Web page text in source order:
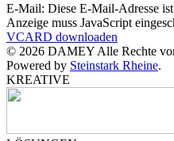
E-Mail: Diese E-Mail-Adresse
Anzeige muss JavaScript
VCARD downloaden
© 2026 DAMEY Alle Rechte
Powered by Steinstark Rheine.
KREATIVE